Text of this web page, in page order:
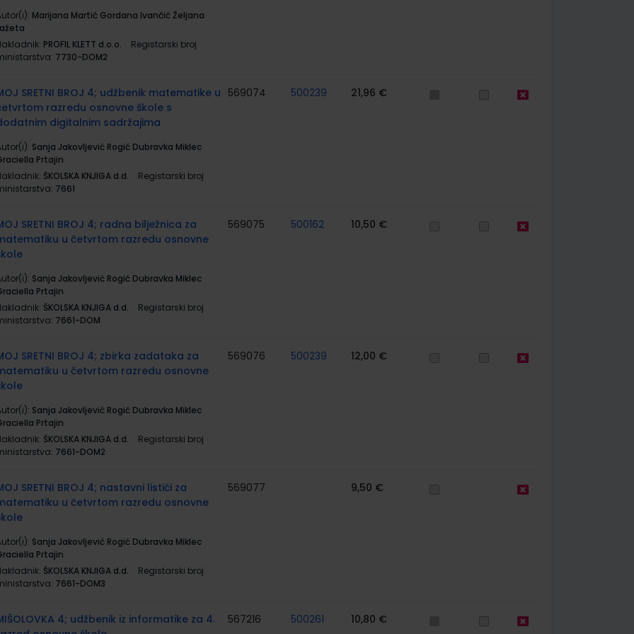
Marijana Martić Gordana Ivančić Željana
PROFIL KLETT d.o.o.
Registarski broj
7730-DOM2
SRETNI BROJ 4; udžbenik matematike u
razredu osnovne škole s
digitalnim sadržajima
Sanja Jakovljević Rogić Dubravka Miklec
Prtajin
ŠKOLSKA KNJIGA d.d.
Registarski broj
7661
569074 500239 21,96 €
SRETNI BROJ 4; radna bilježnica za
u četvrtom razredu osnovne
Sanja Jakovljević Rogić Dubravka Miklec
Prtajin
ŠKOLSKA KNJIGA d.d.
Registarski broj
7661-DOM
569075 500162 10,50 €
SRETNI BROJ 4; zbirka zadataka za
u četvrtom razredu osnovne
Sanja Jakovljević Rogić Dubravka Miklec
Prtajin
ŠKOLSKA KNJIGA d.d.
Registarski broj
7661-DOM2
569076 500239 12,00 €
SRETNI BROJ 4; nastavni listići za
u četvrtom razredu osnovne
Sanja Jakovljević Rogić Dubravka Miklec
Prtajin
ŠKOLSKA KNJIGA d.d.
Registarski broj
7661-DOM3
569077 9,50 €
4; udžbenik iz informatike za 4.
567216 500261 10,80 €